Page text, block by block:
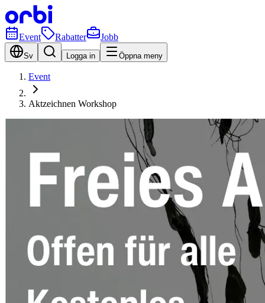
Event Rabatter Jobb
Sv Logga in Öppna meny
Event
Aktzeichnen Workshop